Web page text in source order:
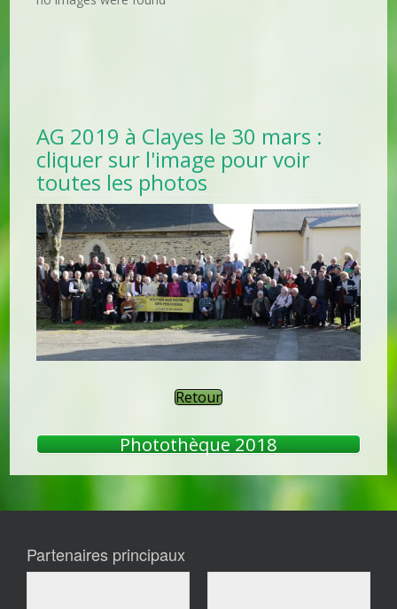
AG 2019 à Clayes le 30 mars :
cliquer sur l'image pour voir
toutes les photos
Retour
Photothèque 2018
Partenaires principaux